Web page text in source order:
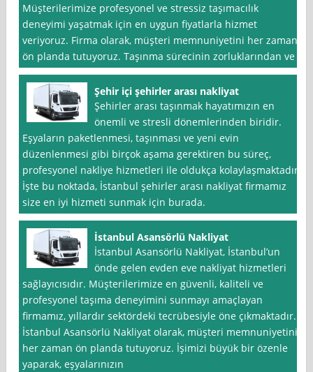
Müşterilerimize profesyonel ve stressiz taşımacılık
deneyimi yaşatmak için en uygun fiyatlarla hizmet
veriyoruz. Firma olarak, müşteri memnuniyetini her zaman
ön planda tutuyoruz. Taşınma sürecinin zorluklarından ve
Şehir içi şehirler arası nakliyat
Şehirler arası taşınmak hayatımızın en
önemli ve stresli dönemlerinden biridir.
Eşyaların paketlenmesi, taşınması ve yeni evin
düzenlenmesi gibi birçok aşama gerektiren bu süreç,
profesyonel nakliye hizmetleri ile oldukça kolaylaşmaktadır.
İşte bu noktada, İstanbul şehirler arası nakliyat firmamız
size en iyi hizmeti sunmak için burada.
İstanbul Asansörlü Nakliyat
İstanbul Asansörlü Nakliyat, İstanbul’un
önde gelen evden eve nakliyat hizmetleri
sağlayıcısıdır. Müşterilerimize en güvenli, kaliteli ve
profesyonel taşıma deneyimini sunmayı amaçlayan
firmamız, yıllardır sektördeki tecrübesiyle öne çıkmaktadır.
İstanbul Asansörlü Nakliyat olarak, müşteri memnuniyetini
her zaman ön planda tutuyoruz. İşimizi büyük bir özenle
yaparak, eşyalarınızın